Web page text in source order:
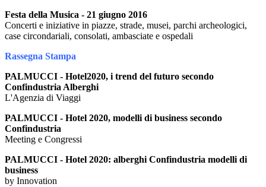
Festa della Musica - 21 giugno 2016
Concerti e iniziative in piazze, strade, musei, parchi archeologici,
case circondariali, consolati, ambasciate e ospedali
Rassegna Stampa
PALMUCCI - Hotel2020, i trend del futuro secondo
Confindustria Alberghi
L'Agenzia di Viaggi
PALMUCCI - Hotel 2020, modelli di business secondo
Confindustria
Meeting e Congressi
PALMUCCI - Hotel 2020: alberghi Confindustria modelli di
business
by Innovation